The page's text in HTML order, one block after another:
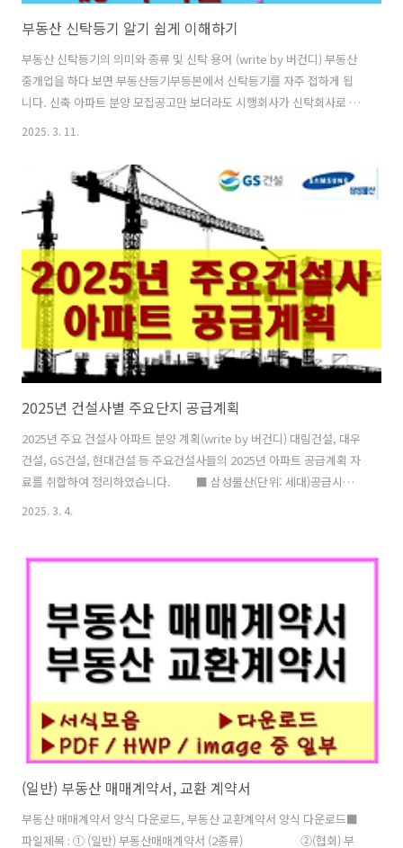
부동산 신탁등기 알기 쉽게 이해하기
부동산 신탁등기의 의미와 종류 및 신탁 용어 (write by 버건디) 부동산
중개업을 하다 보면 부동산등기부등본에서 신탁등기를 자주 접하게 됩
니다. 신축 아파트 분양 모집공고만 보더라도 시행회사가 신탁회사로 되
어 있는 것을 확인할 수 있습니다. 이번 글에서는 부동산 신탁을 위주로
습니다. ■ 신탁이란?▶신탁이란 신탁이란 동산 또는 부동산 등의 재
산을 일정한 목적에 따라 「신탁법」의 기준에 의해 설립된 신탁회사에
맡기는 것을 의미합니다. 대부분 재산을 관리하거나 자산증식을 이유로
신탁을 하게 됩니다. 신탁을 하게 되면 신탁계약서를 작성하고 등기부등
본의 소유권을 신탁회사로 이전하여 "신탁등기"를 하게 되며, 실질적인
소유자는 재산..
2025. 3. 11.
2025년 건설사별 주요단지 공급계획
2025년 주요 건설사 아파트 분양 계획(write by 버건디) 대림건설, 대우
건설, GS건설, 현대건설 등 주요건설사들의 2025년 아파트 공급계획 자
료를 취합하여 정리하였습니다. ■ 삼성물산(단위: 세대)공급시기
사업지명총공급일반분양2월래미안 원페를라1,097482미정래미안 트리
한세상 동대구역 센텀스퀘어322322상반기안양 어반포레 자연앤 e편한
타12BL1,2581,258상반기부천대장A5,6BL(신혼희망타운)1,6401,099
상반기안양 관양고1,317404상반기e편한세상 시흥 더..
2025. 3. 4.
(일반) 부동산 매매계약서, 교환 계약서
부동산 매매계약서 양식 다운로드, 부동산 교환계약서 양식 다운로드■
파일제목 : ① (일반) 부동산매매계약서 (2종류) ②(협회) 부